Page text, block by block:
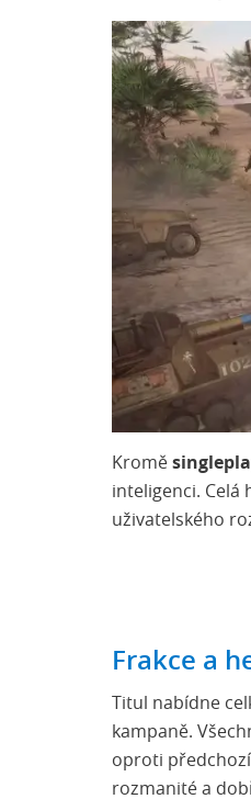
Kromě
inteligenci. Celá
uživatelského
Frakce a
Titul nabídne
kampaně.
oproti
rozmanité a